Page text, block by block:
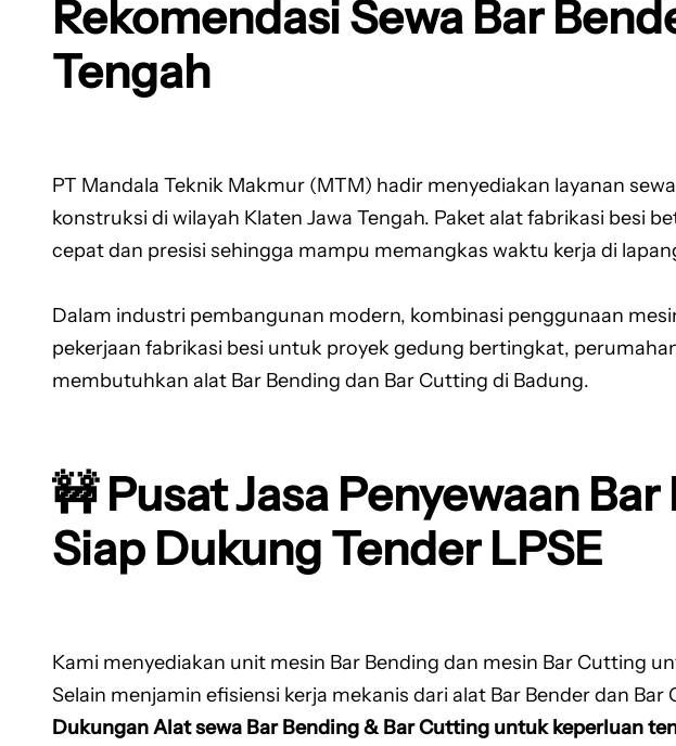
Rekomendasi Sewa Bar
Tengah
PT Mandala Teknik Makmur (MTM) hadir menyediakan layanan
konstruksi di wilayah Klaten Jawa Tengah. Paket alat fabrikasi
cepat dan presisi sehingga mampu memangkas waktu kerja di
Dalam industri pembangunan modern, kombinasi penggunaan
pekerjaan fabrikasi besi untuk proyek gedung bertingkat,
membutuhkan alat Bar Bending dan Bar Cutting di Badung.
🚧 Pusat Jasa Penyewaan
Siap Dukung Tender LPSE
Kami menyediakan unit mesin Bar Bending dan mesin Bar Cutting
Selain menjamin efisiensi kerja mekanis dari alat Bar Bender dan Bar
Dukungan Alat sewa Bar Bending & Bar Cutting untuk keperluan